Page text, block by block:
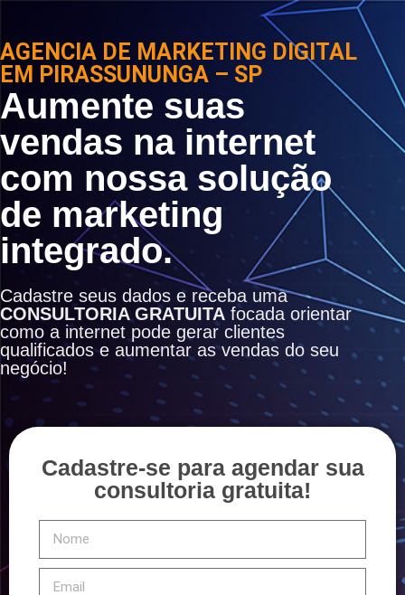
AGENCIA DE MARKETING DIGITAL
EM PIRASSUNUNGA – SP
Aumente suas
vendas na internet
com nossa solução
de marketing
integrado.
Cadastre seus dados e receba uma
CONSULTORIA GRATUITA focada orientar
como a internet pode gerar clientes
qualificados e aumentar as vendas do seu
negócio!
Cadastre-se para agendar sua
consultoria gratuita!